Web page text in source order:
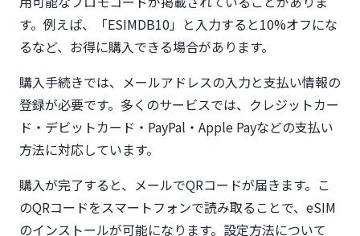
す。例えば、「ESIMDB10」と入力すると10%オフにな
るなど、お得に購入できる場合があります。
購入手続きでは、メールアドレスの入力と支払い情報の
登録が必要です。多くのサービスでは、クレジットカー
ド・デビットカード・PayPal・Apple Payなどの支払い
方法に対応しています。
購入が完了すると、メールでQRコードが届きます。こ
のQRコードをスマートフォンで読み取ることで、eSIM
のインストールが可能になります。設定方法について